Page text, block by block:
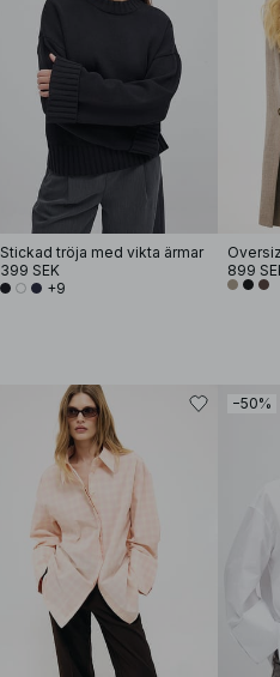
Stickad tröja med vikta ärmar
399 SEK
+9
899
−50%